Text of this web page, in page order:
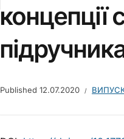
концепції
Published 12.07.2020